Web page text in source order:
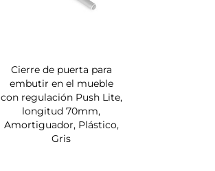
Cierre de puerta para
embutir en el mueble
con regulación Push Lite,
longitud 70mm,
Amortiguador, Plástico,
Gris